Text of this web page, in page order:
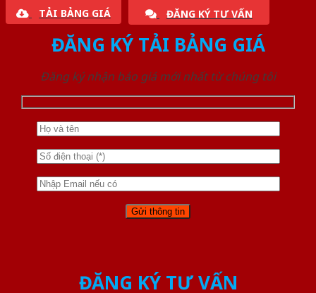
TẢI BẢNG GIÁ ĐĂNG KÝ TƯ VẤN
ĐĂNG KÝ TẢI BẢNG GIÁ
Đăng ký nhận báo giá mới nhất từ chúng tôi
ĐĂNG KÝ TƯ VẤN